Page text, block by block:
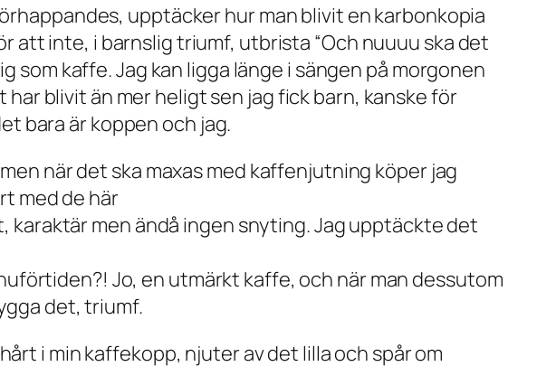
upptäcker hur man blivit en karbonkopia
att inte, i barnslig triumf, utbrista “Och nuuuu ska det
som kaffe. Jag kan ligga länge i sängen på morgonen
blivit än mer heligt sen jag fick barn, kanske för
bara är koppen och jag.
när det ska maxas med kaffenjutning köper jag
med de här
karaktär men ändå ingen snyting. Jag upptäckte det
Jo, en utmärkt kaffe, och när man dessutom
det, triumf.
i min kaffekopp, njuter av det lilla och spår om